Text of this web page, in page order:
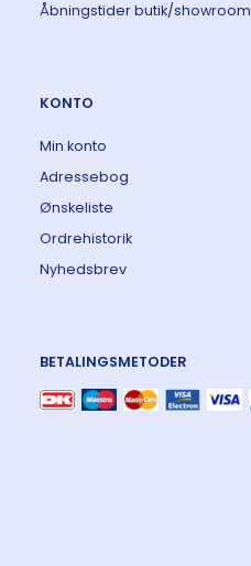
Åbningstider butik/showroom
KONTO
Min konto
Adressebog
Ønskeliste
Ordrehistorik
Nyhedsbrev
BETALINGSMETODER